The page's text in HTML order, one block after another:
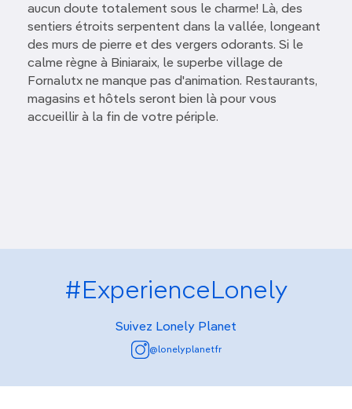
aucun doute totalement sous le charme! Là, des
sentiers étroits serpentent dans la vallée, longeant
des murs de pierre et des vergers odorants. Si le
calme règne à Biniaraix, le superbe village de
Fornalutx ne manque pas d'animation. Restaurants,
magasins et hôtels seront bien là pour vous
accueillir à la fin de votre périple.
#ExperienceLonely
Suivez Lonely Planet
@lonelyplanetfr